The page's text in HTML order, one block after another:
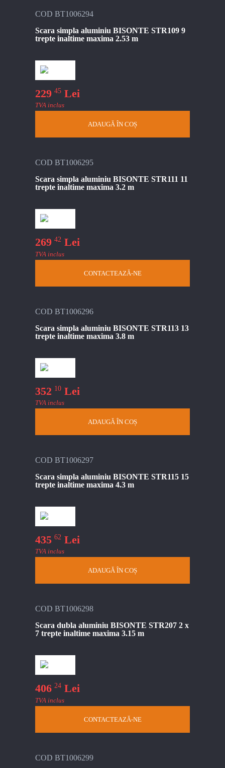
COD BT1006294
Scara simpla aluminiu BISONTE STR109 9
trepte inaltime maxima 2.53 m
229 45 Lei
TVA inclus
ADAUGĂ ÎN COȘ
COD BT1006295
Scara simpla aluminiu BISONTE STR111 11
trepte inaltime maxima 3.2 m
269 42 Lei
TVA inclus
CONTACTEAZĂ-NE
COD BT1006296
Scara simpla aluminiu BISONTE STR113 13
trepte inaltime maxima 3.8 m
352 10 Lei
TVA inclus
ADAUGĂ ÎN COȘ
COD BT1006297
Scara simpla aluminiu BISONTE STR115 15
trepte inaltime maxima 4.3 m
435 62 Lei
TVA inclus
ADAUGĂ ÎN COȘ
COD BT1006298
Scara dubla aluminiu BISONTE STR207 2 x
7 trepte inaltime maxima 3.15 m
406 24 Lei
TVA inclus
CONTACTEAZĂ-NE
COD BT1006299